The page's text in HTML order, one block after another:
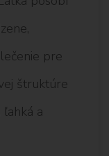
pre
štruktúre
a